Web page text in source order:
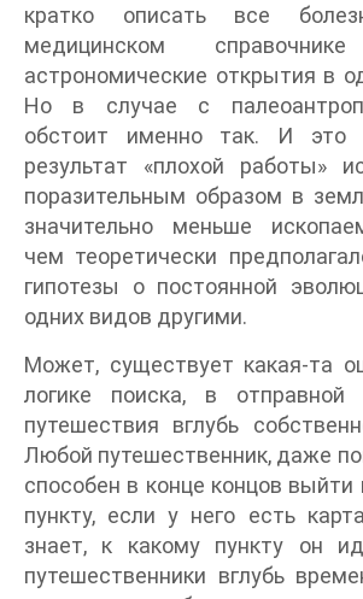
кратко описать все
медицинском
астрономические открытия в
Но в случае с
обстоит именно так. И
результат «плохой работы»
поразительным образом в
значительно меньше
чем теоретически
гипотезы о постоянной
одних видов другими.
Может, существует какая-та
логике поиска, в отправной
путешествия вглубь
Любой путешественник, даже
способен в конце концов
пункту, если у него есть
знает, к какому пункту он
путешественники вглубь